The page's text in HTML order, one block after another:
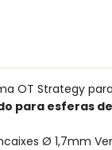
OT Strategy
para esferas
Ø 1,7mm